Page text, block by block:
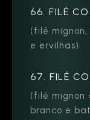
66. FILÉ
(filé mignon,
e ervilhas)
67. FILÉ
(filé mignon
branco e